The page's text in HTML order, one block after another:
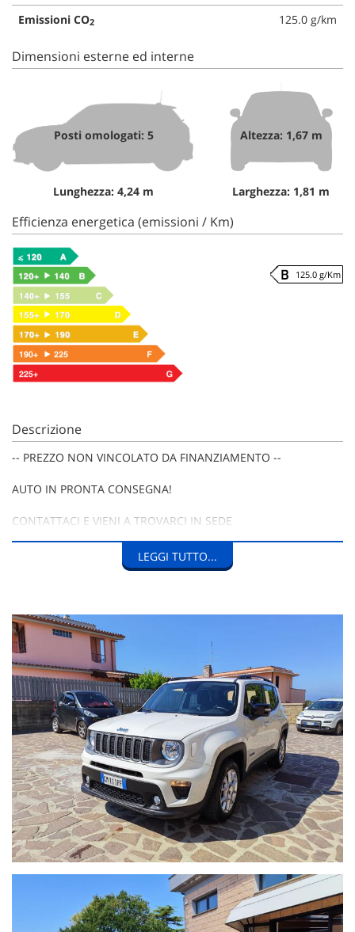
Emissioni CO2 125.0 g/km
Dimensioni esterne ed interne
Posti omologati: 5
Lunghezza: 4,24 m
Altezza: 1,67 m
Larghezza: 1,81 m
Efficienza energetica (emissioni / Km)
125.0 g/Km
Descrizione
-- PREZZO NON VINCOLATO DA FINANZIAMENTO --
AUTO IN PRONTA CONSEGNA!
CONTATTACI E VIENI A TROVARCI IN SEDE
• Finanziamento personalizzato anche senza anticipo
• Garanzia 12 mesi estendibile fino a 36 mesi con assistenza
stradale
SIAMO ALL'USCITA AUTOSTRADA CIVITAVECCHIA NORD
CIVITAVECCHIA (RM)
La dotazione tecnica e gli optional potrebbero in alcuni casi
differire dall'effettivo equipaggiamento della vettura, a causa
della non uniformità dei dati pubblicati su vari portali.G Auto
srls declina ogni responsabilità per eventuali involontarie
incongruenze, che non rappresentano un impegno
contrattuale.
LEGGI TUTTO...